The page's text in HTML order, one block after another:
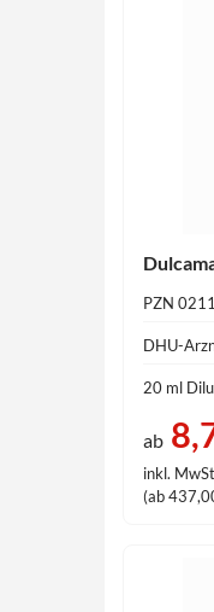
PZN
DHU-
20 ml
ab
inkl.
(ab